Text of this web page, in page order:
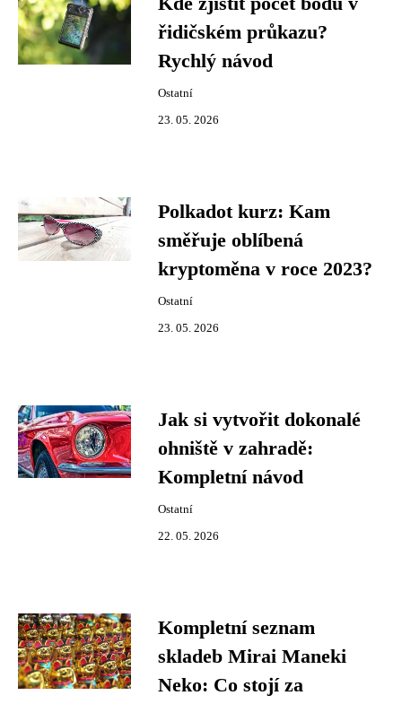
řidičském průkazu?
Rychlý návod
Ostatní
23. 05. 2026
Polkadot kurz: Kam
směřuje oblíbená
kryptoměna v roce 2023?
Ostatní
23. 05. 2026
Jak si vytvořit dokonalé
ohniště v zahradě:
Kompletní návod
Ostatní
22. 05. 2026
Kompletní seznam
skladeb Mirai Maneki
Neko: Co stojí za